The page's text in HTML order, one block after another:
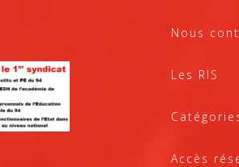
Nous
Les RIS
Accès